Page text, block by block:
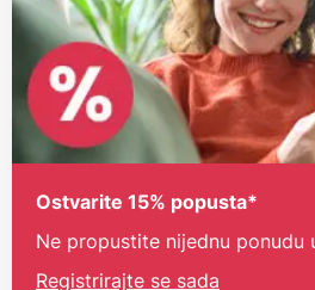
Ostvarite 15% popusta*
Ne propustite nijednu ponudu
Registrirajte se sada